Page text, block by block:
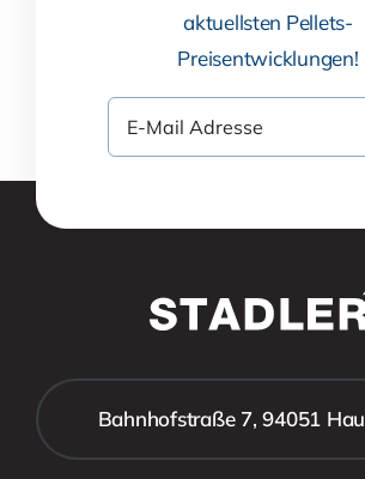
aktuellsten Pellets-
Preisentwicklungen!
Bahnhofstraße 7, 94051